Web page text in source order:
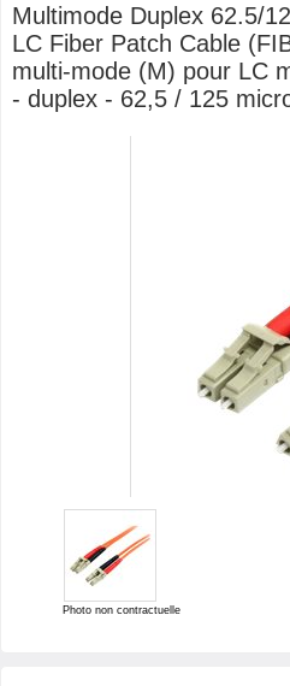
Multimode Duplex 62.5/
LC Fiber Patch Cable
multi-mode (M) pour LC
- duplex - 62,5 / 125
Photo non contractuelle